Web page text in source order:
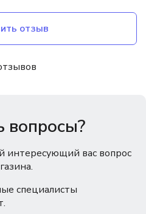
отзыв
вопросы?
интересующий вас вопрос
специалисты